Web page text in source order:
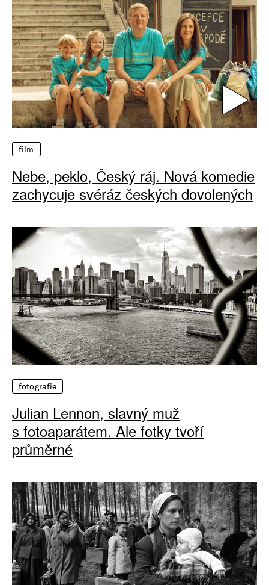
film
Nebe, peklo, Český ráj. Nová komedie
zachycuje svéráz českých dovolených
fotografie
Julian Lennon, slavný muž
s fotoaparátem. Ale fotky tvoří
průměrné